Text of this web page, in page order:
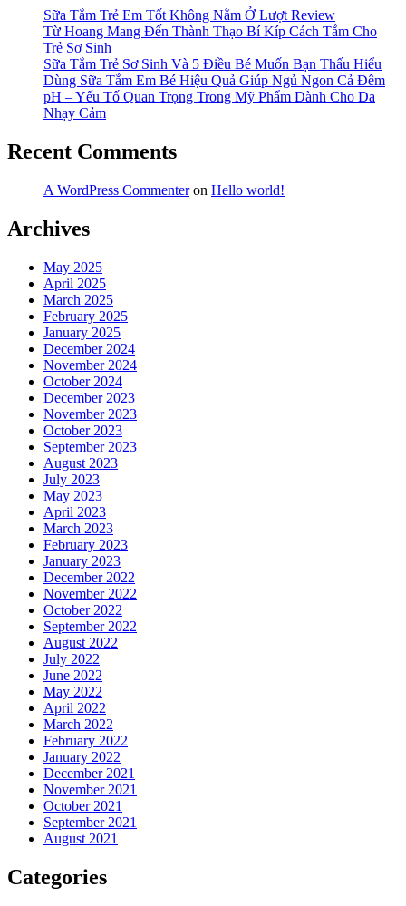
Sữa Tắm Trẻ Em Tốt Không Nằm Ở Lượt Review
Từ Hoang Mang Đến Thành Thạo Bí Kíp Cách Tắm Cho
Trẻ Sơ Sinh
Sữa Tắm Trẻ Sơ Sinh Và 5 Điều Bé Muốn Bạn Thấu Hiểu
Dùng Sữa Tắm Em Bé Hiệu Quả Giúp Ngủ Ngon Cả Đêm
pH – Yếu Tố Quan Trọng Trong Mỹ Phẩm Dành Cho Da
Nhạy Cảm
Recent Comments
A WordPress Commenteron Hello world!
Archives
May 2025
April 2025
March 2025
February 2025
January 2025
December 2024
November 2024
October 2024
December 2023
November 2023
October 2023
September 2023
August 2023
July 2023
May 2023
April 2023
March 2023
February 2023
January 2023
December 2022
November 2022
October 2022
September 2022
August 2022
July 2022
June 2022
May 2022
April 2022
March 2022
February 2022
January 2022
December 2021
November 2021
October 2021
September 2021
August 2021
Categories